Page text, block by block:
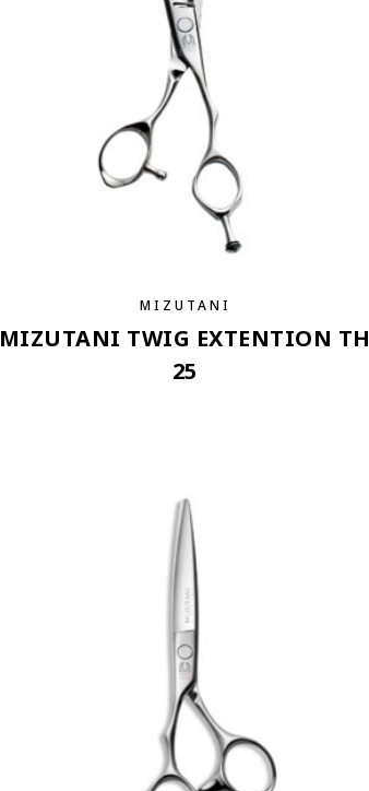
MIZUTANI
MIZUTANI TWIG EXTENTION TH
25